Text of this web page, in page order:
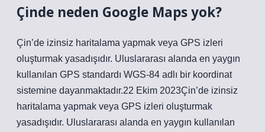
Çinde neden Google Maps yok?
Çin’de izinsiz haritalama yapmak veya GPS izleri
oluşturmak yasadışıdır. Uluslararası alanda en yaygın
kullanılan GPS standardı WGS-84 adlı bir koordinat
sistemine dayanmaktadır.22 Ekim 2023Çin’de izinsiz
haritalama yapmak veya GPS izleri oluşturmak
yasadışıdır. Uluslararası alanda en yaygın kullanılan